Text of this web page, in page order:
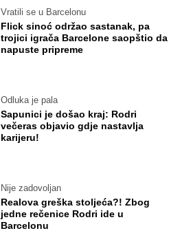
Vratili se u Barcelonu
Flick sinoć održao sastanak, pa
trojici igrača Barcelone saopštio da
napuste pripreme
Odluka je pala
Sapunici je došao kraj: Rodri
večeras objavio gdje nastavlja
karijeru!
Nije zadovoljan
Realova greška stoljeća?! Zbog
jedne rečenice Rodri ide u
Barcelonu